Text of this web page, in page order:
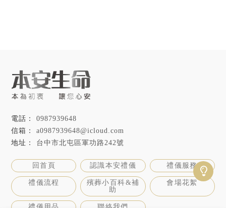
0987939648
a0987939648@icloud.com
台中市北屯區軍功路242號
回首頁 認識本安禮儀 禮儀服務
禮儀流程
殯葬小百科&補
助
會場花絮